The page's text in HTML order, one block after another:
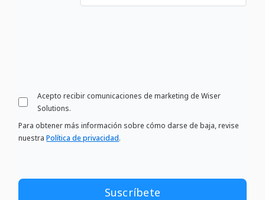
Acepto recibir comunicaciones de marketing de Wiser
Solutions.
Para obtener más información sobre cómo darse de baja, revise
nuestraPolítica de privacidad.